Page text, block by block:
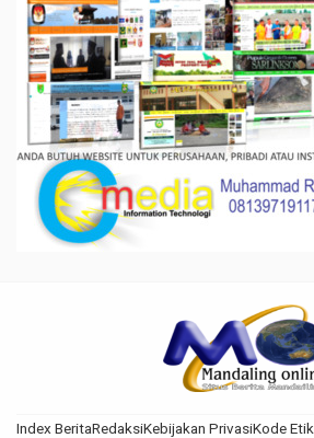
Index BeritaRedaksiKebijakan PrivasiKode Etik